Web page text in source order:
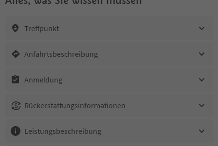
Treffpunkt
Anfahrtsbeschreibung
Anmeldung
Rückerstattungsinformationen
Leistungsbeschreibung